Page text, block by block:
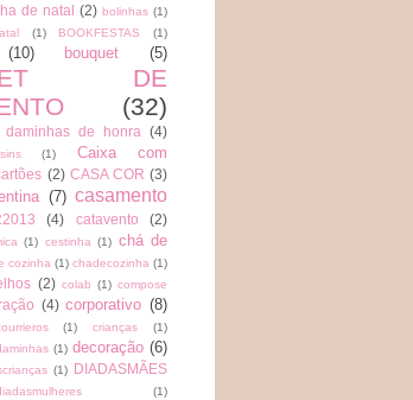
de natal (2) bolinhas (1)
(1) BOOKFESTAS (1)
(10) bouquet (5)
DE
(32)
daminhas de honra (4)
(1)
Caixa com
(2) CASA COR (3)
(7) casamento
(4) catavento (2)
(1) cestinha (1) chá de
cozinha (1) chadecozinha (1)
(2) colab (1) compose
(4) corporativo (8)
(1) crianças (1)
(1) decoração (6)
(1) DIADASMÃES
(1)